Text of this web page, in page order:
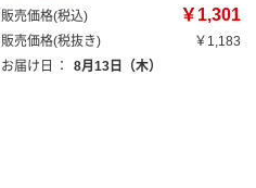
販売価格(税込) ￥1,301
販売価格(税抜き)
￥1,183
お届け日
： 8月13日（木）